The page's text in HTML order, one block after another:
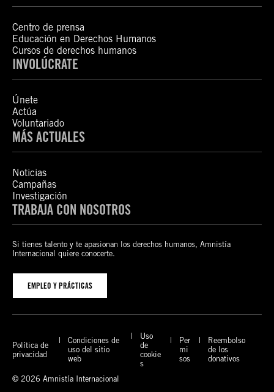
Centro de prensa
Educación en Derechos Humanos
Cursos de derechos humanos
INVOLÚCRATE
Únete
Actúa
Voluntariado
MÁS ACTUALES
Noticias
Campañas
Investigación
TRABAJA CON NOSOTROS
Si tienes talento y te apasionan los derechos humanos, Amnistía
Internacional quiere conocerte.
EMPLEO Y PRÁCTICAS
Política de
privacidad
Condiciones de
uso del sitio
web
Uso
de
cookie
s
Per
mi
sos
Reembolso
de los
donativos
© 2026 Amnistía Internacional